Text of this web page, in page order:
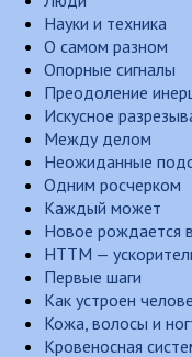
Науки и техника
О самом разном
Опорные сигналы
Преодоление
Искусное
Между делом
Неожиданные
Одним росчерком
Каждый может
Новое рождается
НТТМ —
Первые шаги
Как устроен
Кожа, волосы и
Кровеносная